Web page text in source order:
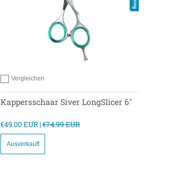
Hinzufügen zum vergleichen
Vergleichen
Kappersschaar Siver LongSlicer 6"
€49.00 EUR |€74.99 EUR
Ausverkauft